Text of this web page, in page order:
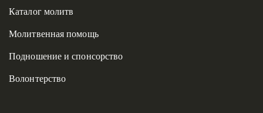
Каталог молитв
Молитвенная помощь
Подношение и спонсорство
Волонтерство